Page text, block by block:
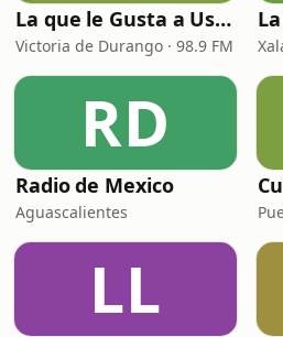
La que le Gusta a Usted
Victoria de Durango · 98.9 FM
RD
Radio de Mexico
Aguascalientes
LL